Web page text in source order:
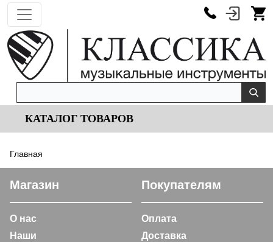
КАТАЛОГ ТОВАРОВ
Главная
Магазин
О нас
Наши
Покупателям
Оплата
Доставка